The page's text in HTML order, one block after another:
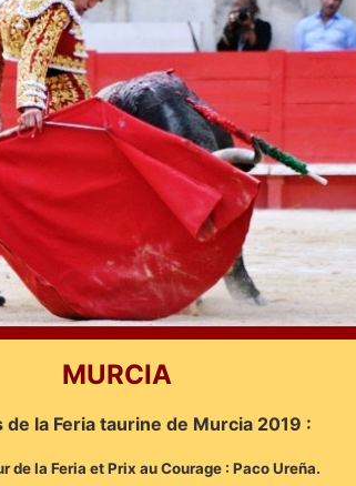
MURCIA
de la Feria taurine de Murcia 2019 :
de la Feria et Prix au Courage : Paco Ureña.